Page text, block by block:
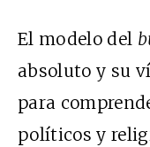
El modelo del
absoluto y su
para
políticos y